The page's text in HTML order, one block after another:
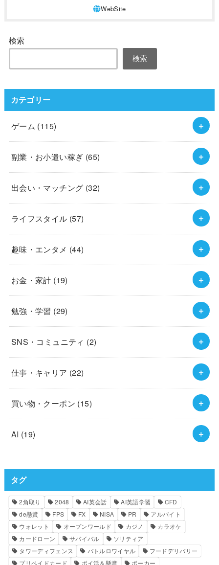
検索
検索
カテゴリー
ゲーム (115)
副業・お小遣い稼ぎ (65)
出会い・マッチング (32)
ライフスタイル (57)
趣味・エンタメ (44)
お金・家計 (19)
勉強・学習 (29)
SNS・コミュニティ (2)
仕事・キャリア (22)
買い物・クーポン (15)
AI (19)
タグ
2角取り 2048 AI英会話 AI英語学習
CFD
de懸賞
FPS FX NISA PR
アルバイト
ウォレット
オープンワールド カジノ
カラオケ
カードローン
サバイバル
ソリティア
タワーディフェンス
バトルロワイヤル
フードデリバリー
プリペイドカード
ポイ活＆懸賞 ポーカー